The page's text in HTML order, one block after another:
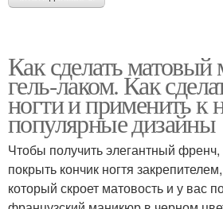
Как сделать
гель-лаком. Как
ногти и применить к
популярные дизайны
Чтобы получить элегантный
покрыть кончик ногтя
который скроет матовость и у вас